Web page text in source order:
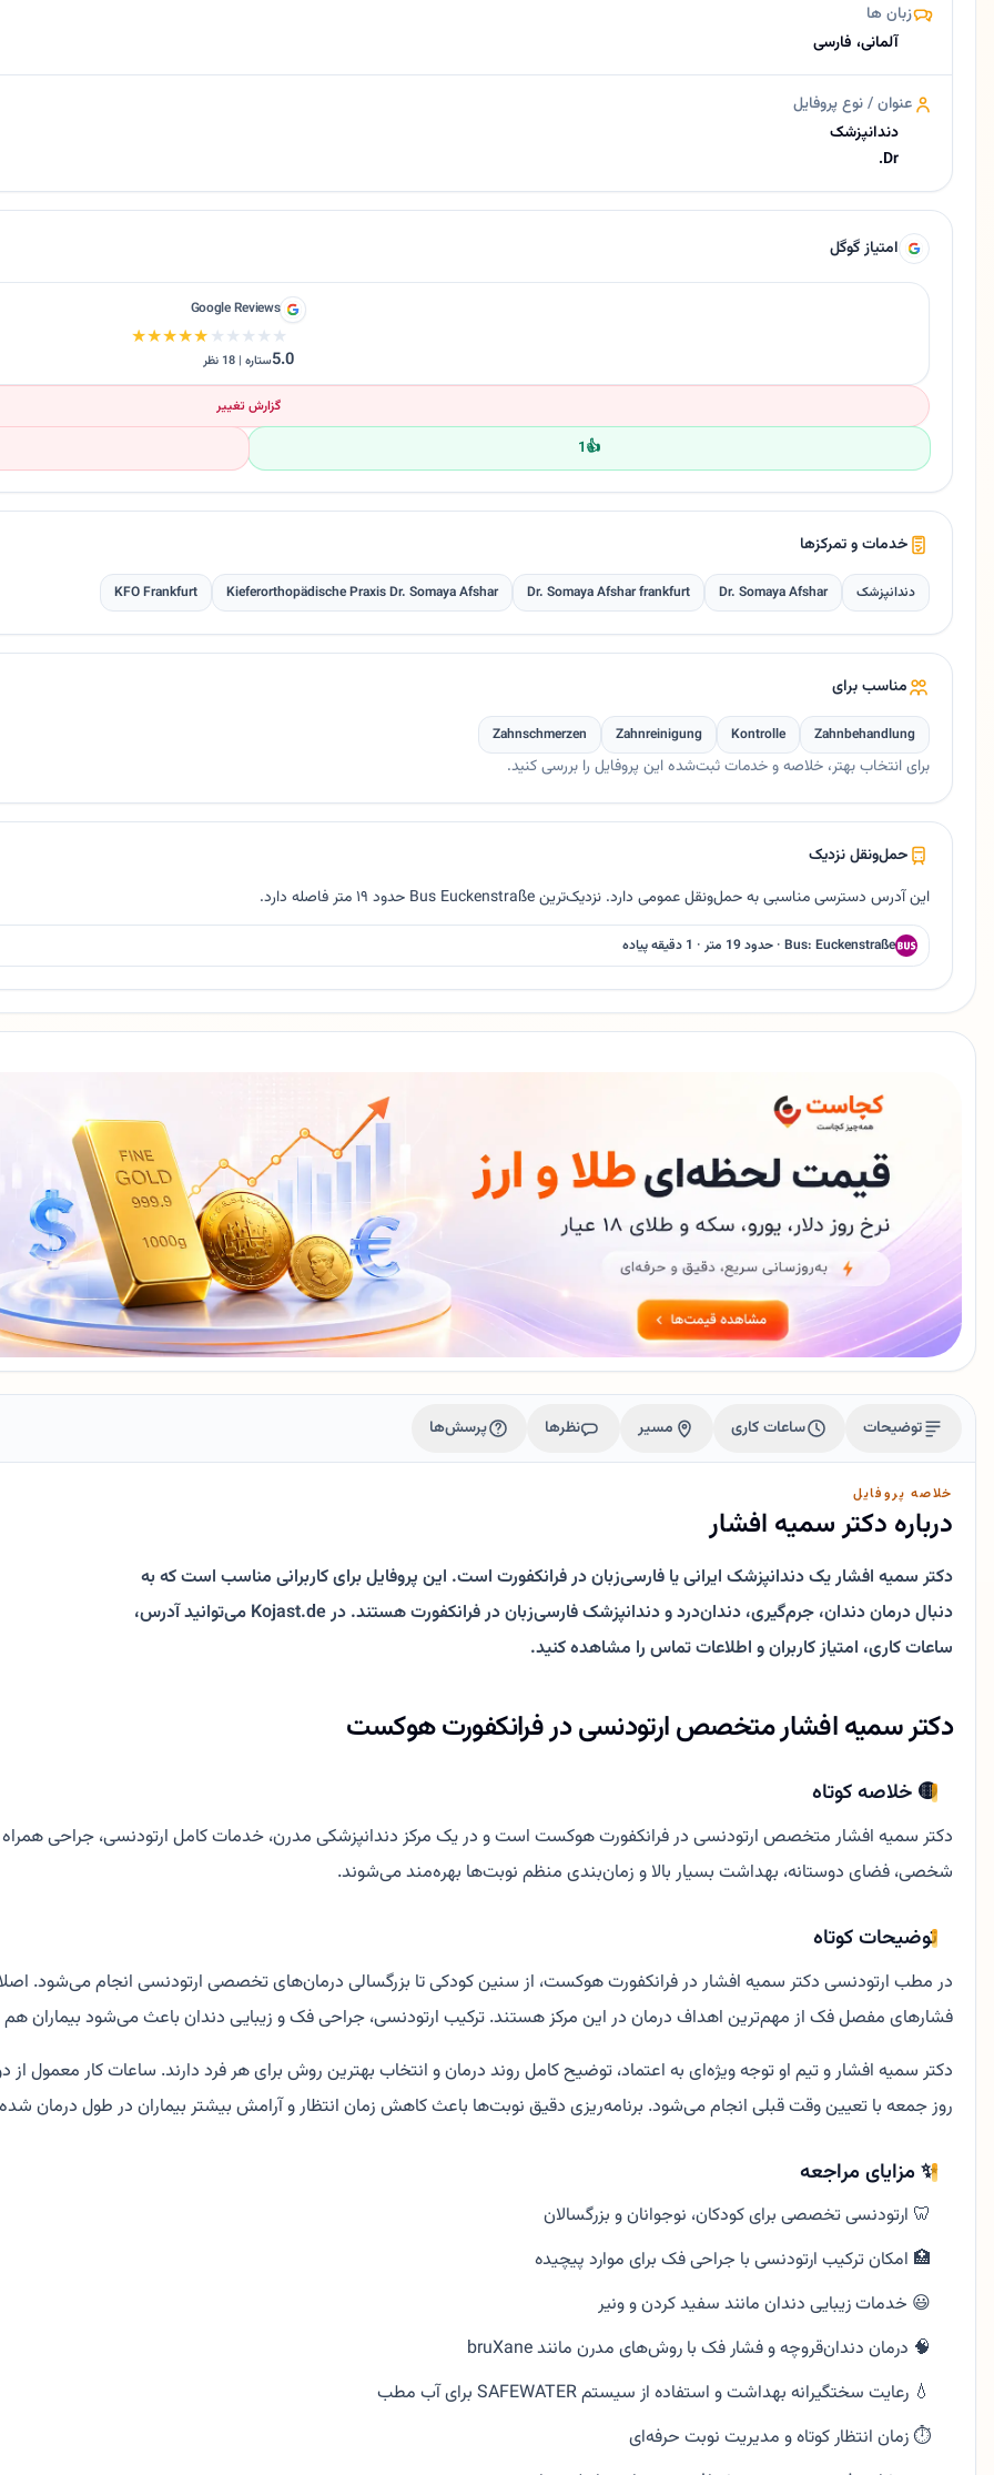
زبان ها
آلمانی، فارسی
عنوان / نوع پروفایل
دندانپزشک
Dr.
امتیاز گوگل
Google Reviews
★★★★★
★★★★★
5.0ستاره | 18 نظر
گزارش تغییر
👍
1
خدمات و تمرکزها
دندانپزشک Dr. Somaya Afshar
Dr. Somaya Afshar frankfurt
Kieferorthopädische Praxis Dr. Somaya Afshar
KFO Frankfurt
مناسب برای
Zahnbehandlung
Kontrolle
Zahnreinigung
Zahnschmerzen
برای انتخاب بهتر، خلاصه و خدمات ثبت‌شده این پروفایل را بررسی کنید.
حمل‌ونقل نزدیک
این آدرس دسترسی مناسبی به حمل‌ونقل عمومی دارد. نزدیک‌ترین Bus Euckenstraße حدود ۱۹ متر فاصله دارد.
Bus: Euckenstraße · حدود 19 متر · 1 دقیقه پیاده
توضیحات ساعات کاری مسیر نظرها پرسش‌ها
خلاصه پروفایل
درباره دکتر سمیه افشار
دکتر سمیه افشار یک دندانپزشک ایرانی یا فارسی‌زبان در فرانکفورت است. این پروفایل برای کاربرانی مناسب است که به
دنبال درمان دندان، جرم‌گیری، دندان‌درد و دندانپزشک فارسی‌زبان در فرانکفورت هستند. در Kojast.de می‌توانید آدرس،
ساعات کاری، امتیاز کاربران و اطلاعات تماس را مشاهده کنید.
دکتر سمیه افشار متخصص ارتودنسی در فرانکفورت هوکست
🟡 خلاصه کوتاه
دکتر سمیه افشار متخصص ارتودنسی در فرانکفورت هوکست است و در یک مرکز دندانپزشکی مدرن، خدمات کامل ارتودنسی، جراحی همراه
شخصی، فضای دوستانه، بهداشت بسیار بالا و زمان‌بندی منظم نوبت‌ها بهره‌مند می‌شوند.
توضیحات کوتاه
در مطب ارتودنسی دکتر سمیه افشار در فرانکفورت هوکست، از سنین کودکی تا بزرگسالی درمان‌های تخصصی ارتودنسی انجام می‌شود.
فشارهای مفصل فک از مهم‌ترین اهداف درمان در این مرکز هستند. ترکیب ارتودنسی، جراحی فک و زیبایی دندان باعث می‌شود بیماران هم
روز جمعه با تعیین وقت قبلی انجام می‌شود. برنامه‌ریزی دقیق نوبت‌ها باعث کاهش زمان انتظار و آرامش بیشتر بیماران در طول درمان
✨ مزایای مراجعه
🦷 ارتودنسی تخصصی برای کودکان، نوجوانان و بزرگسالان
🏥 امکان ترکیب ارتودنسی با جراحی فک برای موارد پیچیده
😃 خدمات زیبایی دندان مانند سفید کردن و ونیر
🧠 درمان دندان‌قروچه و فشار فک با روش‌های مدرن مانند bruXane
💧 رعایت سختگیرانه بهداشت و استفاده از سیستم SAFEWATER برای آب مطب
⏱ زمان انتظار کوتاه و مدیریت نوبت حرفه‌ای